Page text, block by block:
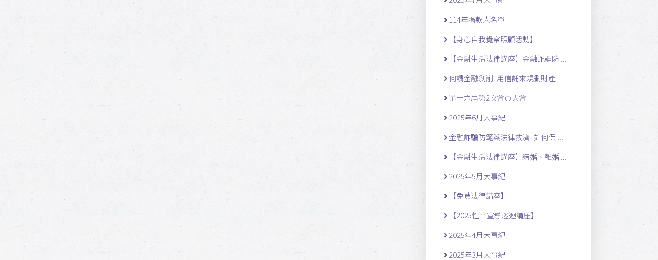
114年捐款人名單
【身心自我覺察照顧活動】
【金融生活法律講座】金融詐騙防 ...
何謂金融剝削–用信託來規劃財產
第十六屆第2次會員大會
2025年6月大事紀
金融詐騙防範與法律救濟–如何保 ...
【金融生活法律講座】結婚、離婚 ...
2025年5月大事紀
【免費法律講座】
【2025性平宣導巡迴講座】
2025年4月大事紀
2025年3月大事紀